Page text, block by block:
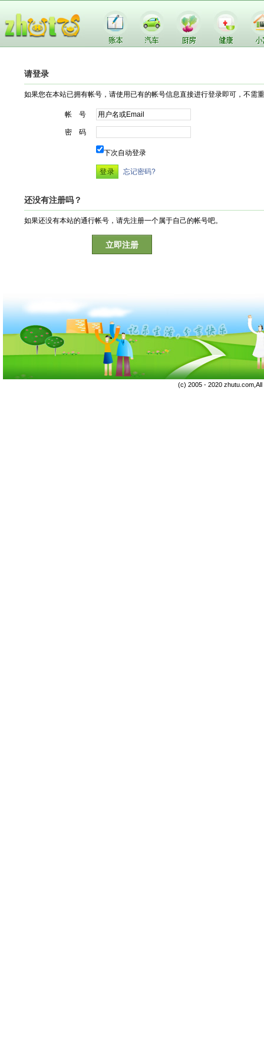
请登录
如果您在本站已拥有帐号，请使用已有的帐号信息直接进行登录即可，不需
帐 号
密 码
下次自动登录
忘记密码?
还没有注册吗？
如果还没有本站的通行帐号，请先注册一个属于自己的帐号吧。
立即注册
(c) 2005 - 2020